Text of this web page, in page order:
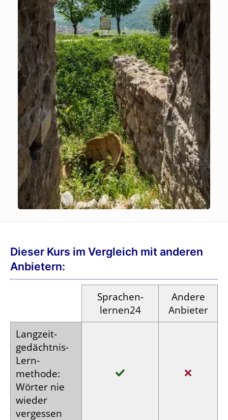
Dieser Kurs im Vergleich mit anderen
Anbietern:
Sprachen­
lernen24
Andere
Anbieter
Langzeit­
gedächtnis-
Lern­
methode:
Wörter nie
wieder
vergessen